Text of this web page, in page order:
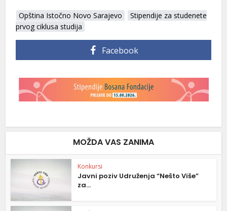
Opština Istočno Novo Sarajevo
Stipendije za studenete
prvog ciklusa studija
Facebook
MOŽDA VAS ZANIMA
Konkursi
Javni poziv Udruženja “Nešto Više”
za...